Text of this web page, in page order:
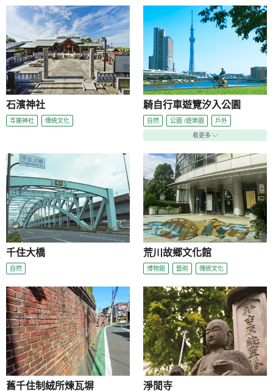
石濱神社
寺廟神社 傳統文化
騎自行車遊覽汐入公園
自然 公園 /遊樂園 戶外
看更多
千住大橋
自然
荒川故鄉文化館
博物館 藝術 傳統文化
舊千住制絨所煉瓦塀 淨閒寺